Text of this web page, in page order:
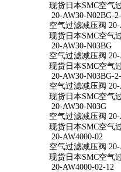
现货日本SMC空气
20-AW30-N02BG-
空气过滤减压阀
现货日本SMC空气
20-AW30-N03BG
空气过滤减压阀
现货日本SMC空气
20-AW30-N03BG-
空气过滤减压阀
现货日本SMC空气
20-AW30-N03G
空气过滤减压阀
现货日本SMC空气
20-AW4000-02
空气过滤减压阀 20-
现货日本SMC空气
20-AW4000-02-12